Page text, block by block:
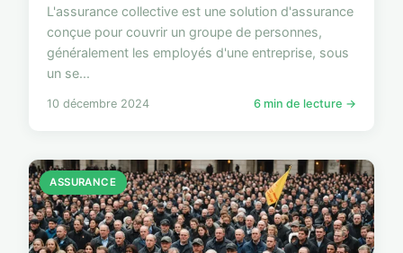
L'assurance collective est une solution d'assurance
conçue pour couvrir un groupe de personnes,
généralement les employés d'une entreprise, sous
un se...
10 décembre 2024 6 min de lecture →
ASSURANCE